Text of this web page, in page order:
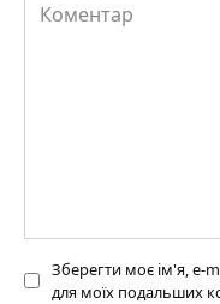
Зберегти моє ім'я, e-
для моїх подальших